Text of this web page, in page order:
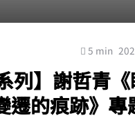
5 min
列】謝哲青
遷的痕跡》專